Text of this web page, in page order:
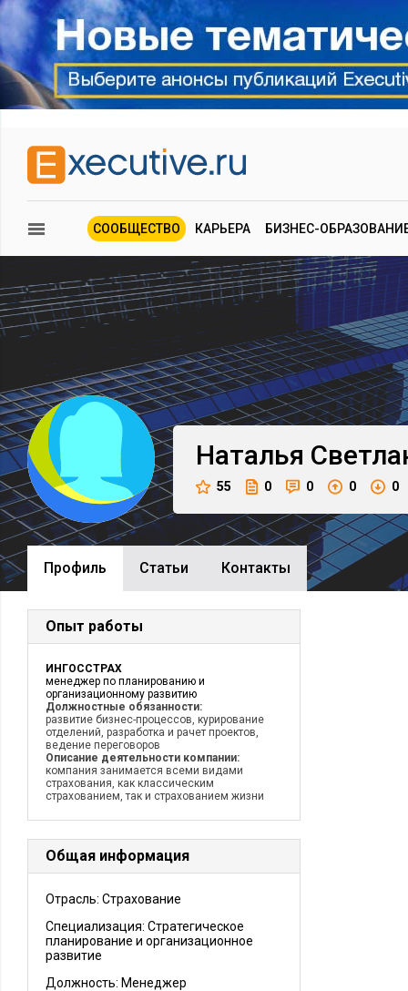
СООБЩЕСТВО КАРЬЕРА БИЗНЕС-
Наталья
55 0 0 0 0
Профиль Cтатьи Контакты
Опыт работы
ИНГОССТРАХ
менеджер по планированию и
организационному развитию
Должностные обязанности:
развитие бизнес-процессов, курирование
отделений, разработка и рачет проектов,
ведение переговоров
Описание деятельности компании:
компания занимается всеми видами
страхования, как классическим
страхованием, так и страхованием жизни
Общая информация
Отрасль: Страхование
Специализация: Стратегическое
планирование и организационное
развитие
Должность: Менеджер